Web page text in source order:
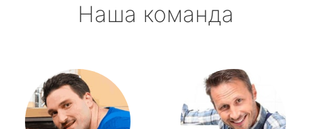
Наша команда